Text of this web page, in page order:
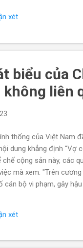
thuận ứng viên chức
hết nhiệm kỳ hiện nay,
xét
biểu của
liên
thống của Việt Nam
dung khẳng định "Vợ
chế cộng sản này, các
mà xem. "Trên
cán bộ vi phạm, gây
ương kết luận rõ ràng".
xét